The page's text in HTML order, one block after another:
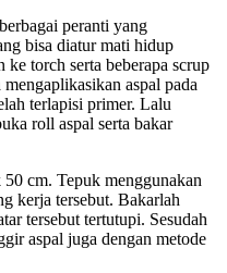
peranti yang
bisa diatur mati hidup
torch serta beberapa scrup
aspal pada
terlapisi primer. Lalu
roll aspal serta bakar
cm. Tepuk menggunakan
kerja tersebut. Bakarlah
tersebut tertutupi. Sesudah
aspal juga dengan metode